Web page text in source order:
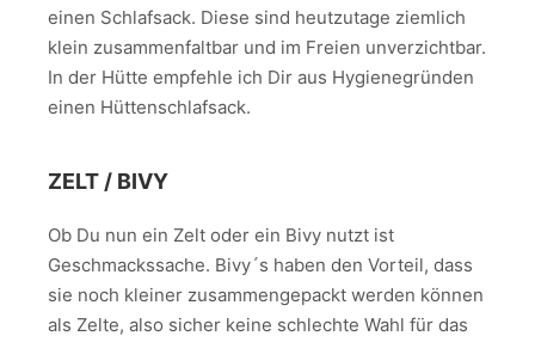
einen Schlafsack. Diese sind heutzutage ziemlich
klein zusammenfaltbar und im Freien unverzichtbar.
In der Hütte empfehle ich Dir aus Hygienegründen
einen Hüttenschlafsack.
ZELT / BIVY
Ob Du nun ein Zelt oder ein Bivy nutzt ist
Geschmackssache. Bivy´s haben den Vorteil, dass
sie noch kleiner zusammengepackt werden können
als Zelte, also sicher keine schlechte Wahl für das